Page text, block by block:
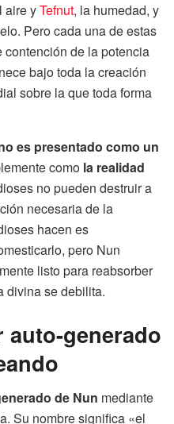
aire yTefnut, la humedad, y
Pero cada una de estas
de la potencia
bajo toda la creación
sobre la que toda forma
es presentado como un
como la realidad
no pueden destruir a
necesaria de la
hacen es
pero Nun
listo para reabsorber
divina se debilita.
auto-generado
de Nun mediante
Su nombre significa «el